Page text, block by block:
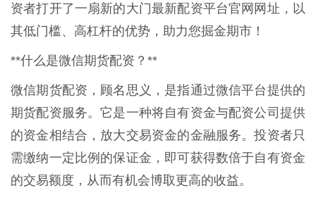
资者打开了一扇新的大门最新配资平台官网网址，以
其低门槛、高杠杆的优势，助力您掘金期市！
**什么是微信期货配资？**
微信期货配资，顾名思义，是指通过微信平台提供的
期货配资服务。它是一种将自有资金与配资公司提供
的资金相结合，放大交易资金的金融服务。投资者只
需缴纳一定比例的保证金，即可获得数倍于自有资金
的交易额度，从而有机会博取更高的收益。